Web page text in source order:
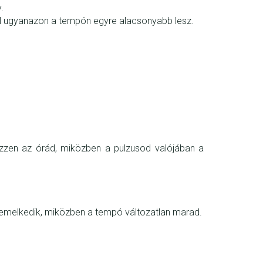
a tempón egyre alacsonyabb lesz.
az órád, miközben a pulzusod valójában a
miközben a tempó változatlan marad.